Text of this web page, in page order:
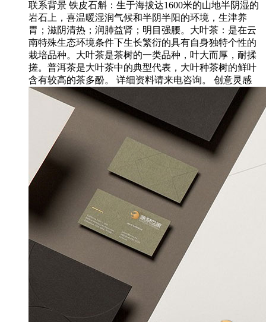
联系背景 铁皮石斛：生于海拔达1600米的山地半阴湿的
岩石上，喜温暖湿润气候和半阴半阳的环境，生津养
胃；滋阴清热；润肺益肾；明目强腰。大叶茶：是在云
南特殊生态环境条件下生长繁衍的具有自身独特个性的
栽培品种。大叶茶是茶树的一类品种，叶大而厚，耐揉
搓。普洱茶是大叶茶中的典型代表，大叶种茶树的鲜叶
含有较高的茶多酚。 详细资料请来电咨询。 创意灵感